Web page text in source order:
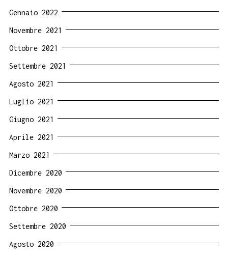
Gennaio 2022
Novembre 2021
Ottobre 2021
Settembre 2021
Agosto 2021
Luglio 2021
Giugno 2021
Aprile 2021
Marzo 2021
Dicembre 2020
Novembre 2020
Ottobre 2020
Settembre 2020
Agosto 2020